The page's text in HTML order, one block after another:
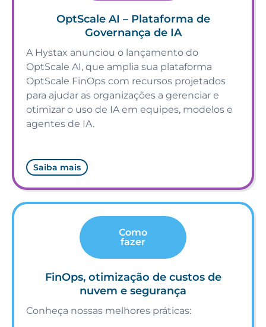
OptScale AI – Plataforma de
Governança de IA
A Hystax anunciou o lançamento do
OptScale AI, que amplia sua plataforma
OptScale FinOps com recursos projetados
para ajudar as organizações a gerenciar e
otimizar o uso de IA em equipes, modelos e
agentes de IA.
Saiba mais
Como
fazer
FinOps, otimização de custos de
nuvem e segurança
Conheça nossas melhores práticas: